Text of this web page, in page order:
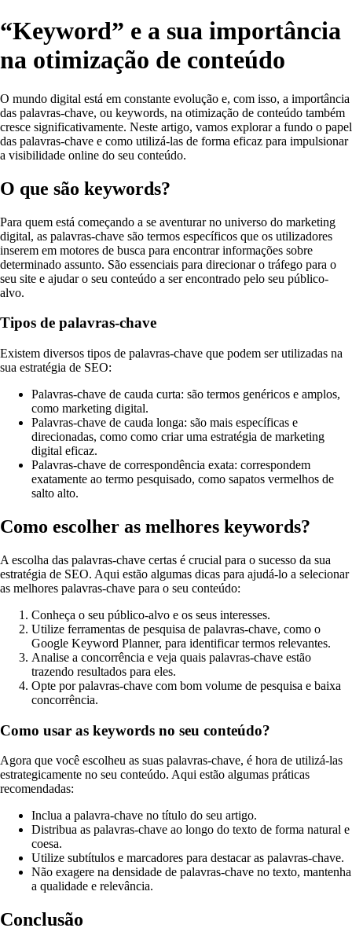
“Keyword” e a sua importância
na otimização de conteúdo
O mundo digital está em constante evolução e, com isso, a importância
das palavras-chave, ou keywords, na otimização de conteúdo também
cresce significativamente. Neste artigo, vamos explorar a fundo o papel
das palavras-chave e como utilizá-las de forma eficaz para impulsionar
a visibilidade online do seu conteúdo.
O que são keywords?
Para quem está começando a se aventurar no universo do marketing
digital, as palavras-chave são termos específicos que os utilizadores
inserem em motores de busca para encontrar informações sobre
determinado assunto. São essenciais para direcionar o tráfego para o
seu site e ajudar o seu conteúdo a ser encontrado pelo seu público-
alvo.
Tipos de palavras-chave
Existem diversos tipos de palavras-chave que podem ser utilizadas na
sua estratégia de SEO:
Palavras-chave de cauda curta: são termos genéricos e amplos,
como marketing digital.
Palavras-chave de cauda longa: são mais específicas e
direcionadas, como como criar uma estratégia de marketing
digital eficaz.
Palavras-chave de correspondência exata: correspondem
exatamente ao termo pesquisado, como sapatos vermelhos de
salto alto.
Como escolher as melhores keywords?
A escolha das palavras-chave certas é crucial para o sucesso da sua
estratégia de SEO. Aqui estão algumas dicas para ajudá-lo a selecionar
as melhores palavras-chave para o seu conteúdo:
Conheça o seu público-alvo e os seus interesses.
Utilize ferramentas de pesquisa de palavras-chave, como o
Google Keyword Planner, para identificar termos relevantes.
Analise a concorrência e veja quais palavras-chave estão
trazendo resultados para eles.
Opte por palavras-chave com bom volume de pesquisa e baixa
concorrência.
Como usar as keywords no seu conteúdo?
Agora que você escolheu as suas palavras-chave, é hora de utilizá-las
estrategicamente no seu conteúdo. Aqui estão algumas práticas
recomendadas:
Inclua a palavra-chave no título do seu artigo.
Distribua as palavras-chave ao longo do texto de forma natural e
coesa.
Utilize subtítulos e marcadores para destacar as palavras-chave.
Não exagere na densidade de palavras-chave no texto, mantenha
a qualidade e relevância.
Conclusão